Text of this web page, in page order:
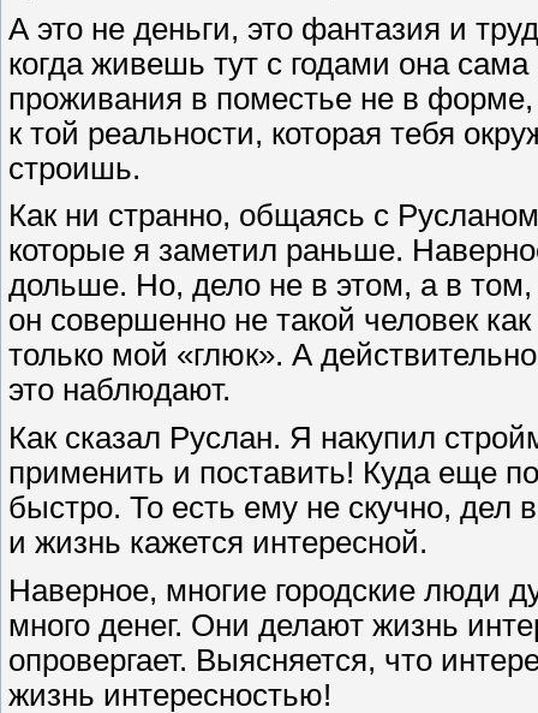
А это не деньги, это фантазия и
когда живешь тут с годами она
проживания в поместье не в
к той реальности, которая тебя
строишь.
Как ни странно, общаясь с
которые я заметил раньше.
дольше. Но, дело не в этом, а в
он совершенно не такой человек
только мой «глюк». А
это наблюдают.
Как сказал Руслан. Я накупил
применить и поставить! Куда еще
быстро. То есть ему не скучно, дел
и жизнь кажется интересной.
Наверное, многие городские люди
много денег. Они делают жизнь
опровергает. Выясняется, что
жизнь интересностью!